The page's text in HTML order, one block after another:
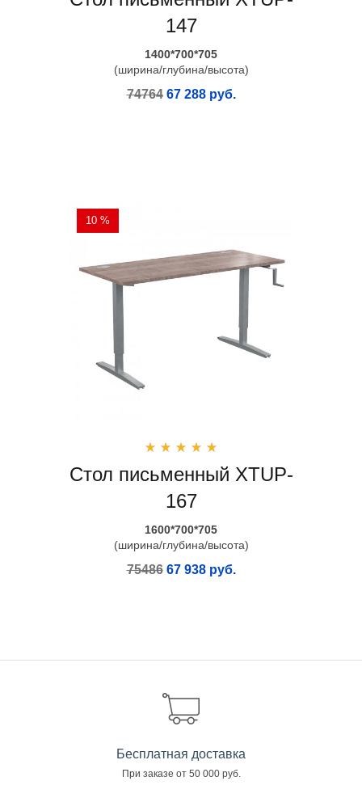
147
1400*700*705
(ширина/глубина/высота)
74764 67 288 руб.
10 %
Стол письменный XTUP-
167
1600*700*705
(ширина/глубина/высота)
75486 67 938 руб.
Бесплатная доставка
При заказе от 50 000 руб.